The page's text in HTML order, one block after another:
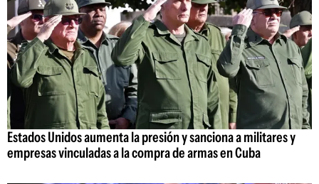
Estados Unidos aumenta la presión y sanciona a militares y
empresas vinculadas a la compra de armas en Cuba